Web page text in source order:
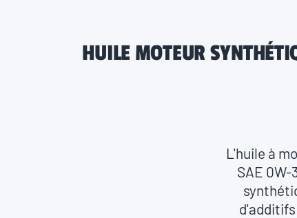
HUILE MOTEUR
L'huile à
SAE